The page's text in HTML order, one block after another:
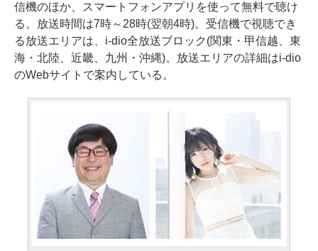
信機のほか、スマートフォンアプリを使って無料で聴け
る。放送時間は7時～28時(翌朝4時)。受信機で視聴でき
る放送エリアは、i-dio全放送ブロック(関東・甲信越、東
海・北陸、近畿、九州・沖縄)。放送エリアの詳細はi-dio
のWebサイトで案内している。